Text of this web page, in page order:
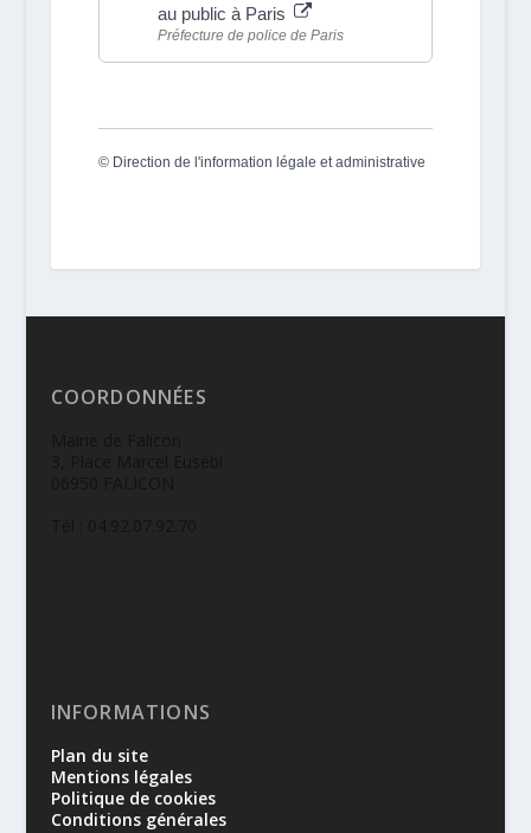
au public à Paris
Préfecture de police de Paris
© Direction de l'information légale et administrative
COORDONNÉES
INFORMATIONS
Plan du site
Mentions légales
Politique de cookies
Conditions générales